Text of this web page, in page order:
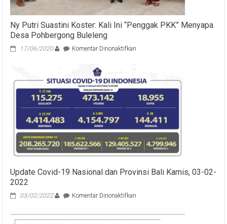
Ny Putri Suastini Koster: Kali Ini “Penggak PKK” Menyapa
Desa Pohbergong Buleleng
17/06/2020 Komentar Dinonaktifkan
Suastini
Koster:
Kali
Ini
“Penggak
PKK”
Menyapa
Desa
Pohbergong
Buleleng
Update Covid-19 Nasional dan Provinsi Bali Kamis, 03-02-
2022
03/02/2022 Komentar Dinonaktifkan
Covid-